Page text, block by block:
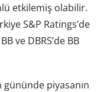
etkilemiş olabilir.
S&P Ratings’de
ve DBRS’de BB
gününde piyasanın